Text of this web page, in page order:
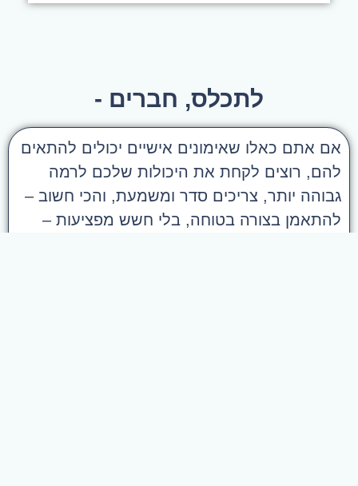
לתכלס, חברים -
אם אתם כאלו שאימונים אישיים יכולים להתאים
להם, רוצים לקחת את היכולות שלכם לרמה
גבוהה יותר, צריכים סדר ומשמעת, והכי חשוב –
להתאמן בצורה בטוחה, בלי חשש מפציעות –